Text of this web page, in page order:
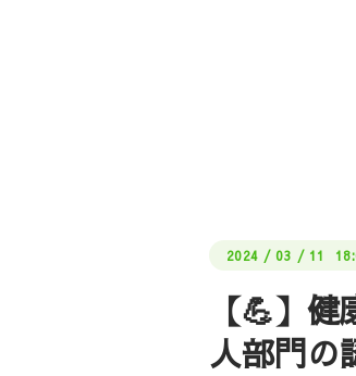
2024 /03 / 11
【💪】
人部門の